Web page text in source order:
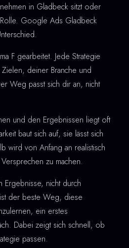
in Gladbeck sitzt oder
Google Ads Gladbeck
F gearbeitet. Jede Strategie
deiner Branche und
Weg passt sich dir an, nicht
und den Ergebnissen liegt oft
baut sich auf, sie lässt sich
wird von Anfang an realistisch
zu machen.
Ergebnisse, nicht durch
der beste Weg, diese
ein erstes
Dabei zeigt sich schnell, ob
passen.